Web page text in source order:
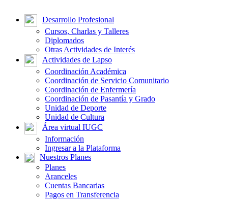
Desarrollo Profesional
Cursos, Charlas y Talleres
Diplomados
Otras Actividades de Interés
Actividades de Lapso
Coordinación Académica
Coordinación de Servicio Comunitario
Coordinación de Enfermería
Coordinación de Pasantía y Grado
Unidad de Deporte
Unidad de Cultura
Área virtual IUGC
Información
Ingresar a la Plataforma
Nuestros Planes
Planes
Aranceles
Cuentas Bancarias
Pagos en Transferencia